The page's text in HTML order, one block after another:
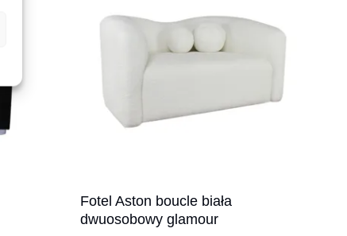
Fotel Aston boucle biała
dwuosobowy glamour